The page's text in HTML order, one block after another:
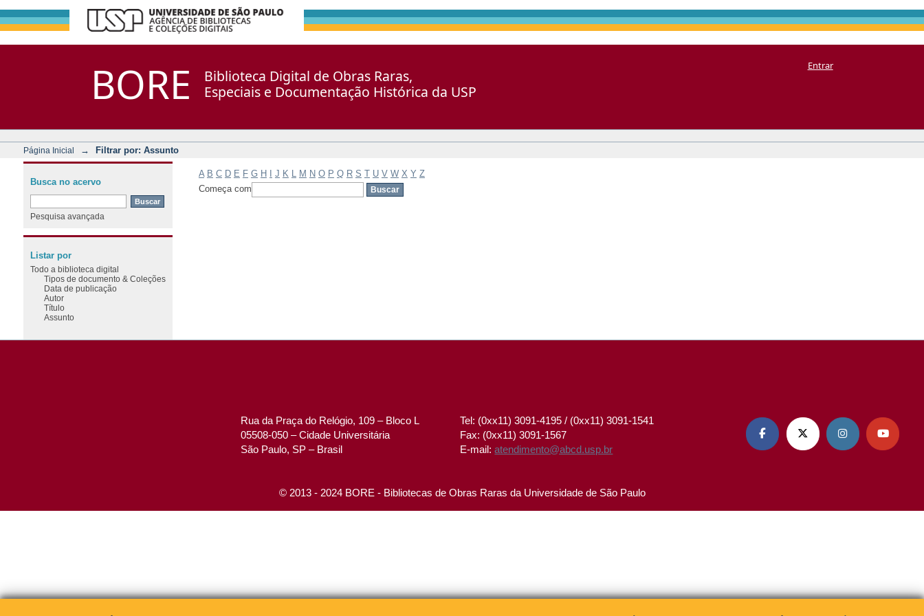
BORE
Biblioteca Digital de Obras Raras,
Especiais e Documentação Histórica da USP
Entrar
Página Inicial → Filtrar por: Assunto
A B C D E F G H J K M N O P Q R S T U V W X Y Z
Começa com
Busca no acervo
Pesquisa avançada
Listar por
Todo a biblioteca digital
Tipos de documento & Coleções
Data de publicação
Autor
Título
Assunto
Rua da Praça do Relógio, 109 – Bloco L
05508-050 – Cidade Universitária
São Paulo, SP – Brasil
Tel: (0xx11) 3091-4195 / (0xx11) 3091-1541
Fax: (0xx11) 3091-1567
E-mail:atendimento@abcd.usp.br
   
© 2013 - 2024 BORE - Bibliotecas de Obras Raras da Universidade de São Paulo